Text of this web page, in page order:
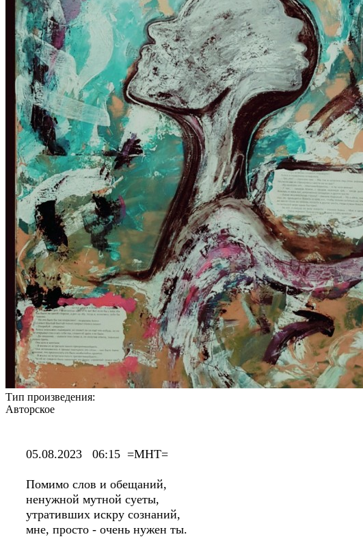
Тип произведения:
Авторское
05.08.2023 06:15 =МНТ=
Помимо слов и обещаний,
ненужной мутной суеты,
утративших искру сознаний,
мне, просто - очень нужен ты.